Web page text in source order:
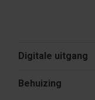
Digitale uitgang
Behuizing